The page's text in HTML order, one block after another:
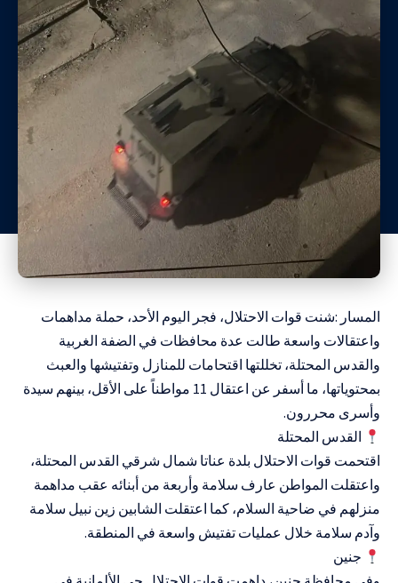
المسار :شنت قوات الاحتلال، فجر اليوم الأحد، حملة مداهمات
واعتقالات واسعة طالت عدة محافظات في الضفة الغربية
والقدس المحتلة، تخللتها اقتحامات للمنازل وتفتيشها والعبث
بمحتوياتها، ما أسفر عن اعتقال 11 مواطناً على الأقل، بينهم سيدة
وأسرى محررون.
القدس المحتلة
اقتحمت قوات الاحتلال بلدة عناتا شمال شرقي القدس المحتلة،
واعتقلت المواطن عارف سلامة وأربعة من أبنائه عقب مداهمة
منزلهم في ضاحية السلام، كما اعتقلت الشابين زين نبيل سلامة
وآدم سلامة خلال عمليات تفتيش واسعة في المنطقة.
جنين